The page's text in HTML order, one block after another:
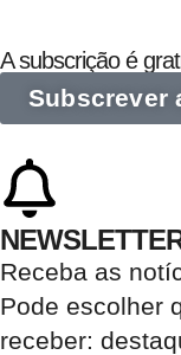
A subscrição é
Subscrever
Receba as
Pode escolher
receber: